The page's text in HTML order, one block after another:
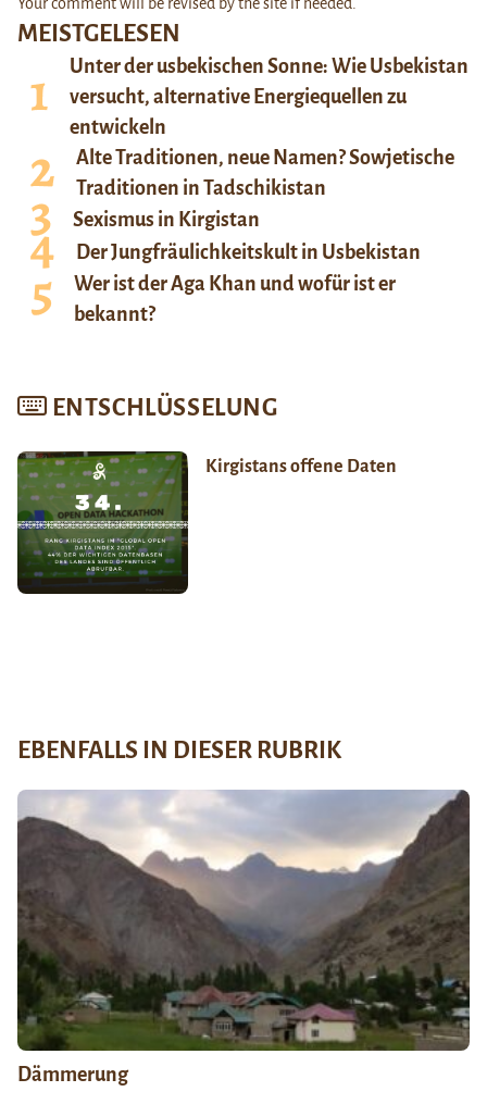
MEISTGELESEN
Unter der usbekischen Sonne: Wie Usbekistan
versucht, alternative Energiequellen zu
entwickeln
Alte Traditionen, neue Namen? Sowjetische
Traditionen in Tadschikistan
Sexismus in Kirgistan
Der Jungfräulichkeitskult in Usbekistan
Wer ist der Aga Khan und wofür ist er
bekannt?
ENTSCHLÜSSELUNG
Kirgistans offene Daten
EBENFALLS IN DIESER RUBRIK
Dämmerung